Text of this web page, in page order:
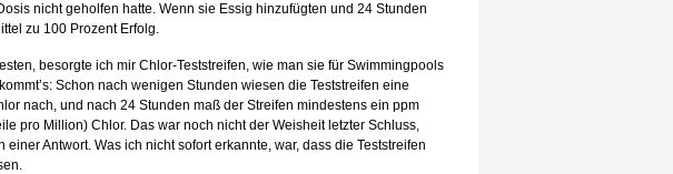
nicht geholfen hatte. Wenn sie Essig hinzufügten und 24 Stunden
zu 100 Prozent Erfolg.
besorgte ich mir Chlor-Teststreifen, wie man sie für Swimmingpools
Schon nach wenigen Stunden wiesen die Teststreifen eine
nach, und nach 24 Stunden maß der Streifen mindestens ein ppm
pro Million) Chlor. Das war noch nicht der Weisheit letzter Schluss,
einer Antwort. Was ich nicht sofort erkannte, war, dass die Teststreifen